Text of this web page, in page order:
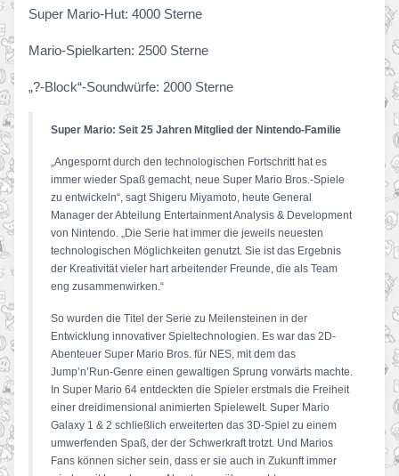
Super Mario-Hut: 4000 Sterne
Mario-Spielkarten: 2500 Sterne
„?-Block“-Soundwürfe: 2000 Sterne
Super Mario: Seit 25 Jahren Mitglied der Nintendo-Familie
„Angespornt durch den technologischen Fortschritt hat es
immer wieder Spaß gemacht, neue Super Mario Bros.-Spiele
zu entwickeln“, sagt Shigeru Miyamoto, heute General
Manager der Abteilung Entertainment Analysis & Development
von Nintendo. „Die Serie hat immer die jeweils neuesten
technologischen Möglichkeiten genutzt. Sie ist das Ergebnis
der Kreativität vieler hart arbeitender Freunde, die als Team
eng zusammenwirken.“
So wurden die Titel der Serie zu Meilensteinen in der
Entwicklung innovativer Spieltechnologien. Es war das 2D-
Abenteuer Super Mario Bros. für NES, mit dem das
Jump’n’Run-Genre einen gewaltigen Sprung vorwärts machte.
In Super Mario 64 entdeckten die Spieler erstmals die Freiheit
einer dreidimensional animierten Spielewelt. Super Mario
Galaxy 1 & 2 schließlich erweiterten das 3D-Spiel zu einem
umwerfenden Spaß, der der Schwerkraft trotzt. Und Marios
Fans können sicher sein, dass er sie auch in Zukunft immer